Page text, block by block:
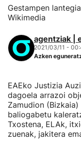
Gestampen
Wikimedia
agentziak |
2021/03/11 -
Azken
EAEko Justizia
dagoela arrazoi
Zamudion
baliogabetu
Txostena, ELAk,
zuenak, jakitera